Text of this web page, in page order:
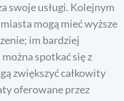
swoje usługi. Kolejnym
mogą mieć wyższe
im bardziej
spotkać się z
zwiększyć całkowity
oferowane przez